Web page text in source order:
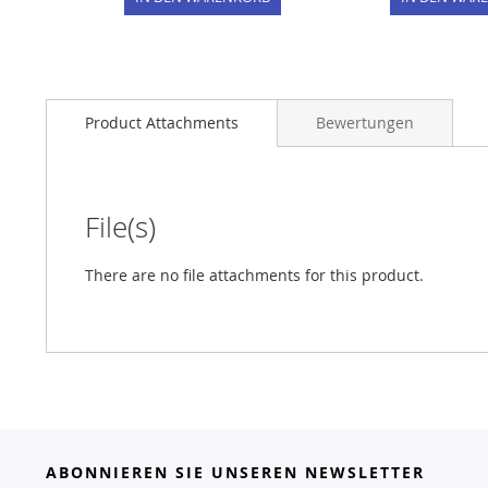
Product Attachments
File(s)
There are no file attachments for this product.
Bewertungen
ABONNIEREN SIE UNSEREN NEWSLETTER